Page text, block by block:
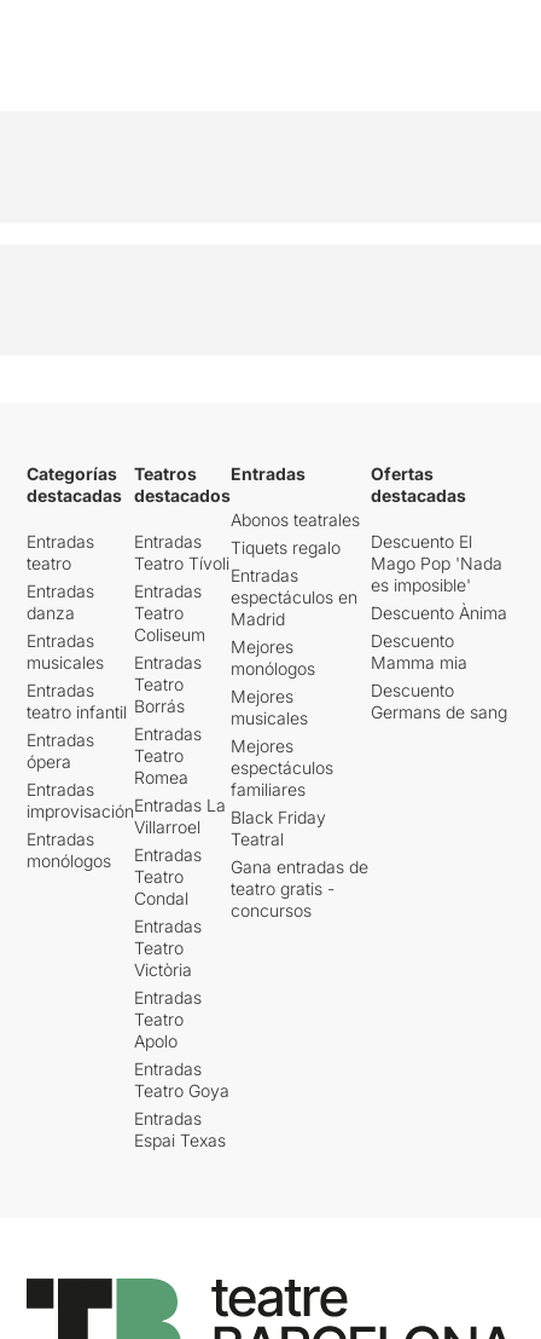
Categorías
destacadas
Entradas
teatro
Entradas
danza
Entradas
musicales
Entradas
teatro infantil
Entradas
ópera
Entradas
improvisación
Entradas
monólogos
Teatros
destacados
Entradas
Teatro Tívoli
Entradas
Teatro
Coliseum
Entradas
Teatro
Borrás
Entradas
Teatro
Romea
Entradas La
Villarroel
Entradas
Teatro
Condal
Entradas
Teatro
Victòria
Entradas
Teatro
Apolo
Entradas
Teatro Goya
Entradas
Espai Texas
Entradas
Abonos teatrales
Tiquets regalo
Entradas
espectáculos en
Madrid
Mejores
monólogos
Mejores
musicales
Mejores
espectáculos
familiares
Black Friday
Teatral
Gana entradas de
teatro gratis -
concursos
Ofertas
destacadas
Descuento El
Mago Pop 'Nada
es imposible'
Descuento Ànima
Descuento
Mamma mia
Descuento
Germans de sang